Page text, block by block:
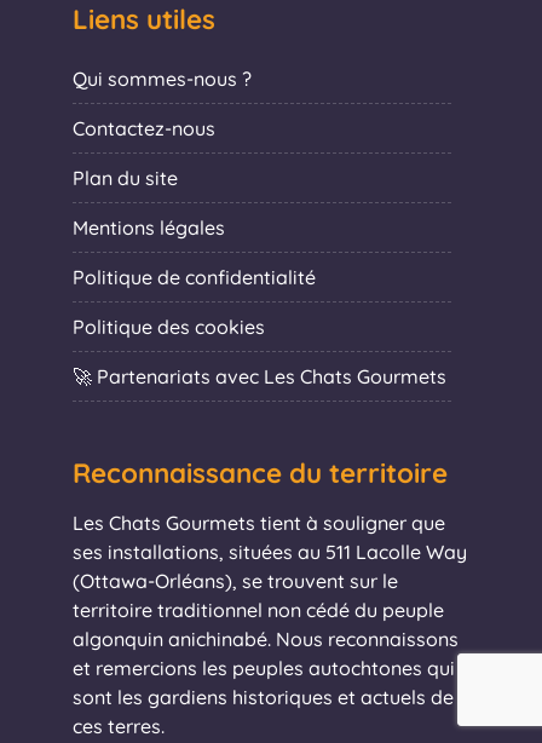
Liens utiles
Qui sommes-nous ?
Contactez-nous
Plan du site
Mentions légales
Politique de confidentialité
Politique des cookies
🚀 Partenariats avec Les Chats Gourmets
Reconnaissance du territoire
Les Chats Gourmets tient à souligner que
ses installations, situées au 511 Lacolle Way
(Ottawa-Orléans), se trouvent sur le
territoire traditionnel non cédé du peuple
algonquin anichinabé. Nous reconnaissons
et remercions les peuples autochtones qui
sont les gardiens historiques et actuels de
ces terres.